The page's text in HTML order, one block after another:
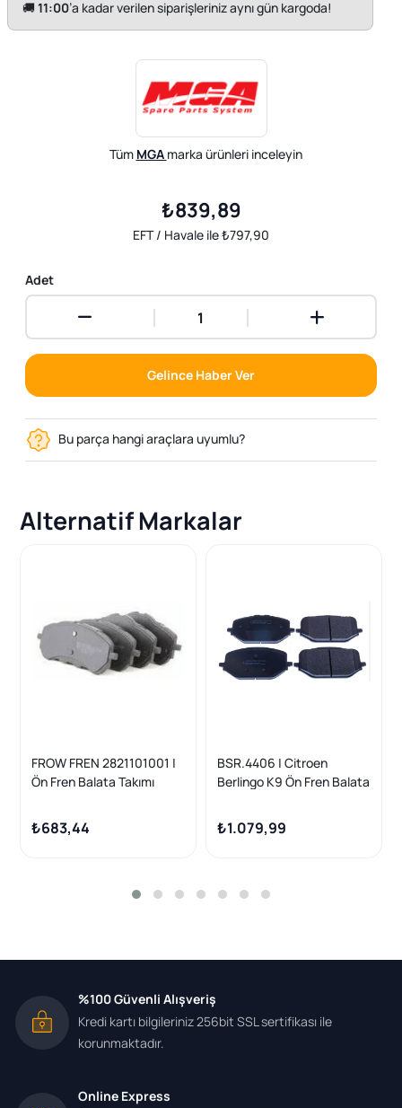
🚚11:00’a kadar verilen siparişleriniz aynı gün kargoda!
Tüm MGA marka ürünleri inceleyin
₺839,89
EFT / Havale ile ₺797,90
Adet
Gelince Haber Ver
Bu parça hangi araçlara uyumlu?
Alternatif Markalar
FROW FREN 2821101001 |
Ön Fren Balata Takımı
5008 C5 Aircross
Grandland X
₺683,44
BSR.4406 | Citroen
Berlingo K9 Ön Fren Balata
Rifter
₺1.079,99
%100 Güvenli Alışveriş
Kredi kartı bilgileriniz 256bit SSL sertifikası ile
korunmaktadır.
Online Express